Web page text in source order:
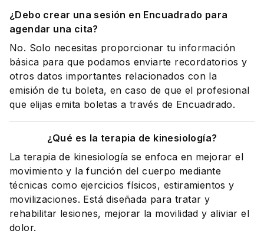
¿Debo crear una sesión en Encuadrado para
agendar una cita?
No. Solo necesitas proporcionar tu información
básica para que podamos enviarte recordatorios y
otros datos importantes relacionados con la
emisión de tu boleta, en caso de que el profesional
que elijas emita boletas a través de Encuadrado.
¿Qué es la terapia de kinesiología?
La terapia de kinesiología se enfoca en mejorar el
movimiento y la función del cuerpo mediante
técnicas como ejercicios físicos, estiramientos y
movilizaciones. Está diseñada para tratar y
rehabilitar lesiones, mejorar la movilidad y aliviar el
dolor.